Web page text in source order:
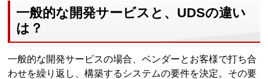
一般的な開発サービスと、UDSの違い
は？
一般的な開発サービスの場合、ベンダーとお客様で打ち合
わせを繰り返し、構築するシステムの要件を決定。その要